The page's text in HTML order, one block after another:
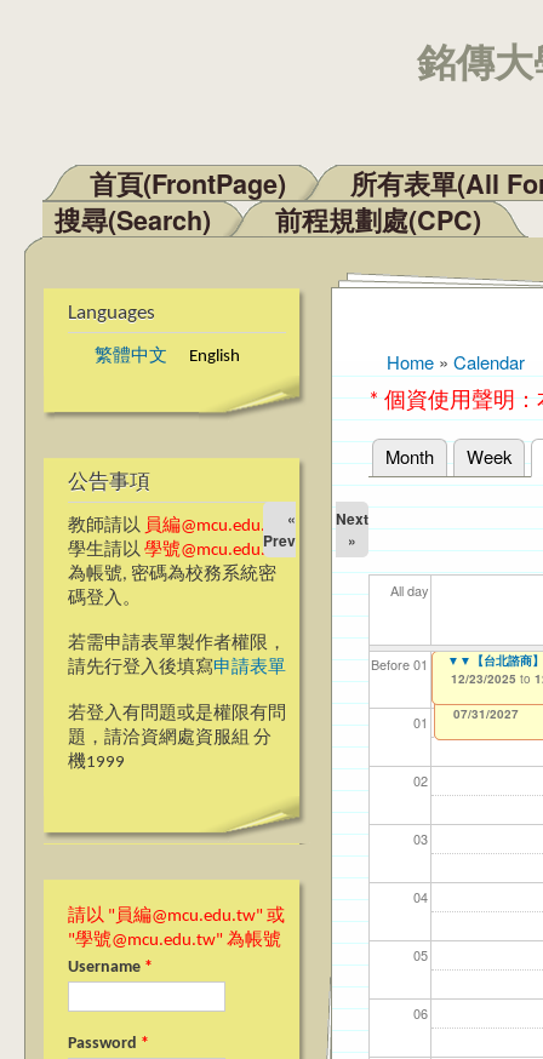
銘傳
Main menu
首頁(FrontPage)
所有表單(All
搜尋(Search)
前程規劃處(CPC)
Languages
繁體中文 English
公告事項
教師請以 員編@mcu.edu.tw
學生請以 學號@mcu.edu.tw
為帳號, 密碼為校務系統密
碼登入。
若需申請表單製作者權限，
請先行登入後填寫申請表單
若登入有問題或是權限有問
題，請洽資網處資服組 分
機1999
請以 "員編@mcu.edu.tw" 或
"學號@mcu.edu.tw" 為帳號
Username *
Password *
You are here
Home » Calendar
* 個資使用聲明
Primary tabs
Month Week
«
Prev
Next
»
All day
Before 01
01
02
03
04
05
06
【資網處】
整合系統～表單
12/31/2027
【財務處】工讀
11/12/2021 to
【財務處】漏打
錄
07/31/2027
114
04/
114
02/
114
03/
【學
07/
114
09/
▼▼【台北諮商
12/23/2025 to
▼▼【台北諮商
12/23/2025 to